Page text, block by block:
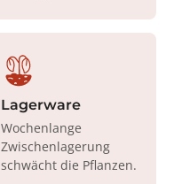
Lagerware
Wochenlange
Zwischenlagerung
schwächt die Pflanzen.